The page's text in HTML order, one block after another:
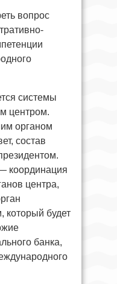
вопрос
системы
центром.
органом
состав
координация
центра,
который будет
банка,